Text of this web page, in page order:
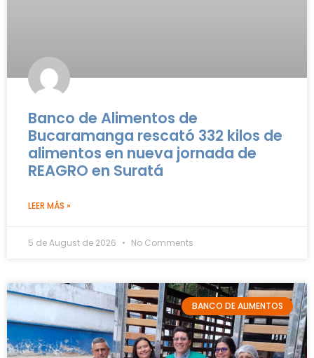
Banco de Alimentos de
Bucaramanga rescató 332 kilos de
alimentos en nueva jornada de
REAGRO en Suratá
LEER MÁS »
5 de August de 2026 No Comments
BANCO DE ALIMENTOS